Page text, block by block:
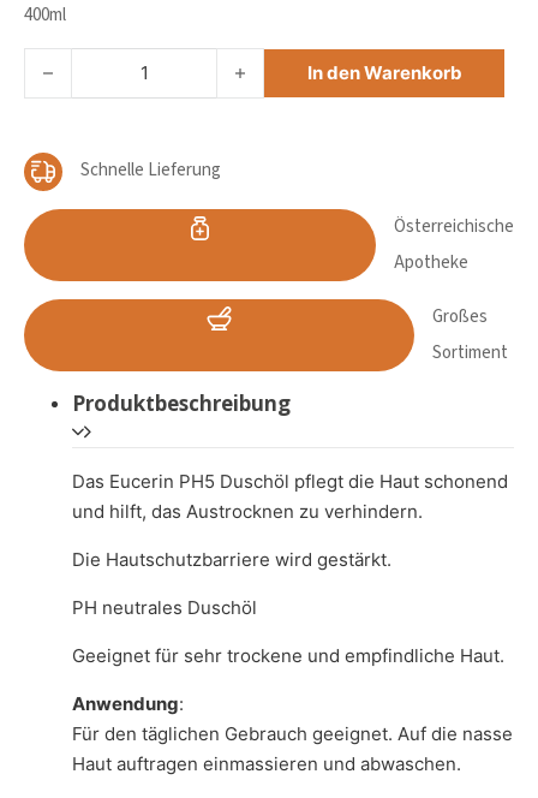
400ml
EUCERIN PH5 DUSCHÖL Menge In den Warenkorb
Schnelle Lieferung
Österreichische
Apotheke
Großes
Sortiment
Produktbeschreibung
Das Eucerin PH5 Duschöl pflegt die Haut schonend
und hilft, das Austrocknen zu verhindern.
Die Hautschutzbarriere wird gestärkt.
PH neutrales Duschöl
Geeignet für sehr trockene und empfindliche Haut.
Anwendung:
Für den täglichen Gebrauch geeignet. Auf die nasse
Haut auftragen einmassieren und abwaschen.